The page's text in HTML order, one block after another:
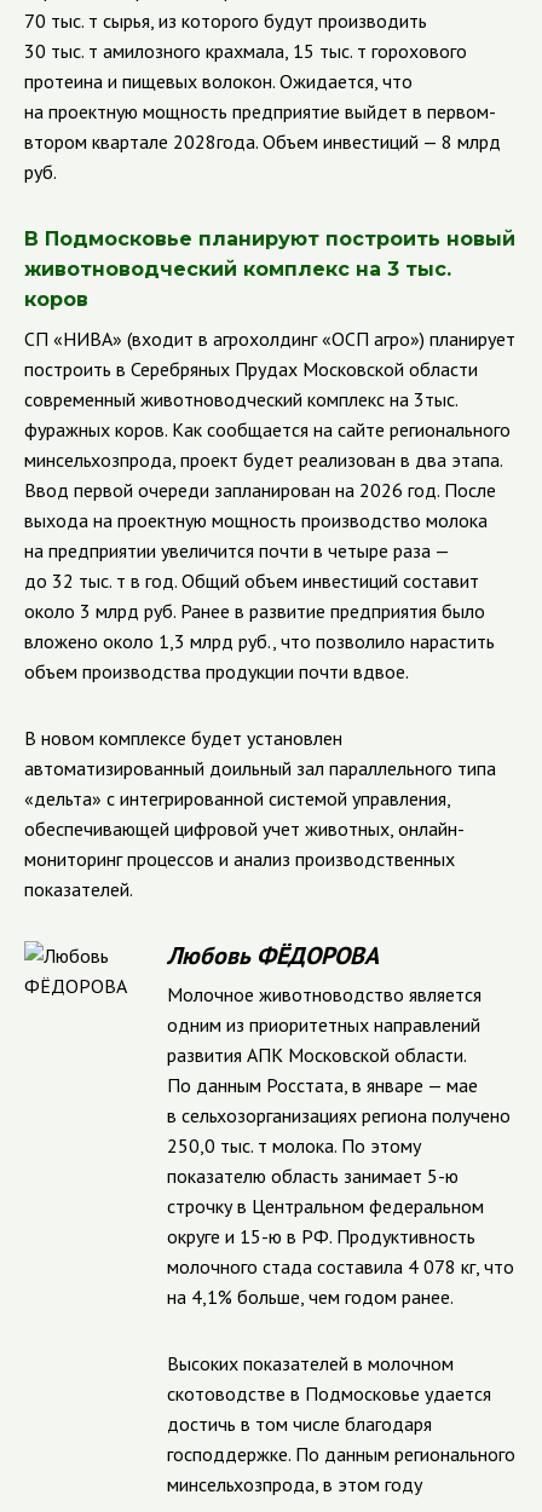
70 тыс. т сырья, из которого будут производить
30 тыс. т амилозного крахмала, 15 тыс. т горохового
протеина и пищевых волокон. Ожидается, что
на проектную мощность предприятие выйдет в первом-
втором квартале 2028года. Объем инвестиций — 8 млрд
руб.
В Подмосковье планируют построить новый
животноводческий комплекс на 3 тыс.
коров
СП «НИВА» (входит в агрохолдинг «ОСП агро») планирует
построить в Серебряных Прудах Московской области
современный животноводческий комплекс на 3тыс.
фуражных коров. Как сообщается на сайте регионального
минсельхозпрода, проект будет реализован в два этапа.
Ввод первой очереди запланирован на 2026 год. После
выхода на проектную мощность производство молока
на предприятии увеличится почти в четыре раза —
до 32 тыс. т в год. Общий объем инвестиций составит
около 3 млрд руб. Ранее в развитие предприятия было
вложено около 1,3 млрд руб., что позволило нарастить
объем производства продукции почти вдвое.
В новом комплексе будет установлен
автоматизированный доильный зал параллельного типа
«дельта» с интегрированной системой управления,
обеспечивающей цифровой учет животных, онлайн-
мониторинг процессов и анализ производственных
показателей.
Любовь ФЁДОРОВА
Молочное животноводство является
одним из приоритетных направлений
развития АПК Московской области.
По данным Росстата, в январе — мае
в сельхозорганизациях региона получено
250,0 тыс. т молока. По этому
показателю область занимает 5-ю
строчку в Центральном федеральном
округе и 15-ю в РФ. Продуктивность
молочного стада составила 4 078 кг, что
на 4,1% больше, чем годом ранее.
Высоких показателей в молочном
скотоводстве в Подмосковье удается
достичь в том числе благодаря
господдержке. По данным регионального
минсельхозпрода, в этом году